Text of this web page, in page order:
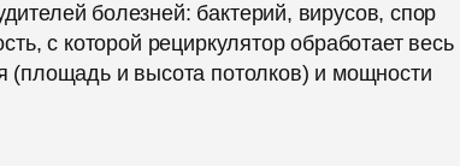
болезней: бактерий, вирусов, спор
с которой рециркулятор обработает весь
(площадь и высота потолков) и мощности